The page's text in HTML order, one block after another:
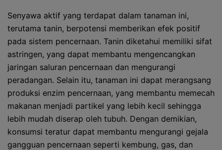
Senyawa aktif yang terdapat dalam tanaman ini,
terutama tanin, berpotensi memberikan efek positif
pada sistem pencernaan. Tanin diketahui memiliki sifat
astringen, yang dapat membantu mengencangkan
jaringan saluran pencernaan dan mengurangi
peradangan. Selain itu, tanaman ini dapat merangsang
produksi enzim pencernaan, yang membantu memecah
makanan menjadi partikel yang lebih kecil sehingga
lebih mudah diserap oleh tubuh. Dengan demikian,
konsumsi teratur dapat membantu mengurangi gejala
gangguan pencernaan seperti kembung, gas, dan